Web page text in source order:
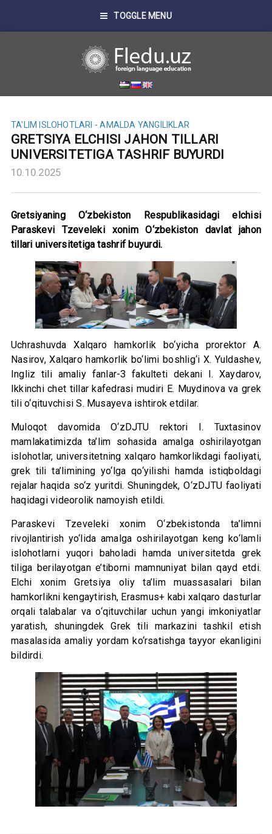
TOGGLE MENU
TA'LIM ISLOHOTLARI - AMALDA YANGILIKLAR
GRETSIYA ELCHISI JAHON TILLARI
UNIVERSITETIGA TASHRIF BUYURDI
10.10.2025
Gretsiyaning O‘zbekiston Respublikasidagi elchisi
Paraskevi Tzeveleki xonim O‘zbekiston davlat jahon
tillari universitetiga tashrif buyurdi.
Uchrashuvda Xalqaro hamkorlik bo‘yicha prorektor A.
Nasirov, Xalqaro hamkorlik bo‘limi boshlig‘i X. Yuldashev,
Ingliz tili amaliy fanlar-3 fakulteti dekani I. Xaydarov,
Ikkinchi chet tillar kafedrasi mudiri E. Muydinova va grek
tili o‘qituvchisi S. Musayeva ishtirok etdilar.
Muloqot davomida O‘zDJTU rektori I. Tuxtasinov
mamlakatimizda ta’lim sohasida amalga oshirilayotgan
islohotlar, universitetning xalqaro hamkorlikdagi faoliyati,
grek tili ta’limining yo‘lga qo‘yilishi hamda istiqboldagi
rejalar haqida so‘z yuritdi. Shuningdek, O‘zDJTU faoliyati
haqidagi videorolik namoyish etildi.
Paraskevi Tzeveleki xonim O‘zbekistonda ta’limni
rivojlantirish yo‘lida amalga oshirilayotgan keng ko‘lamli
islohotlarni yuqori baholadi hamda universitetda grek
tiliga berilayotgan e’tiborni mamnuniyat bilan qayd etdi.
Elchi xonim Gretsiya oliy ta’lim muassasalari bilan
hamkorlikni kengaytirish, Erasmus+ kabi xalqaro dasturlar
orqali talabalar va o‘qituvchilar uchun yangi imkoniyatlar
yaratish, shuningdek Grek tili markazini tashkil etish
masalasida amaliy yordam ko‘rsatishga tayyor ekanligini
bildirdi.